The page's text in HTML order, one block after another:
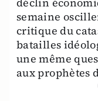
semaine
critique du
batailles
une même
aux prophètes